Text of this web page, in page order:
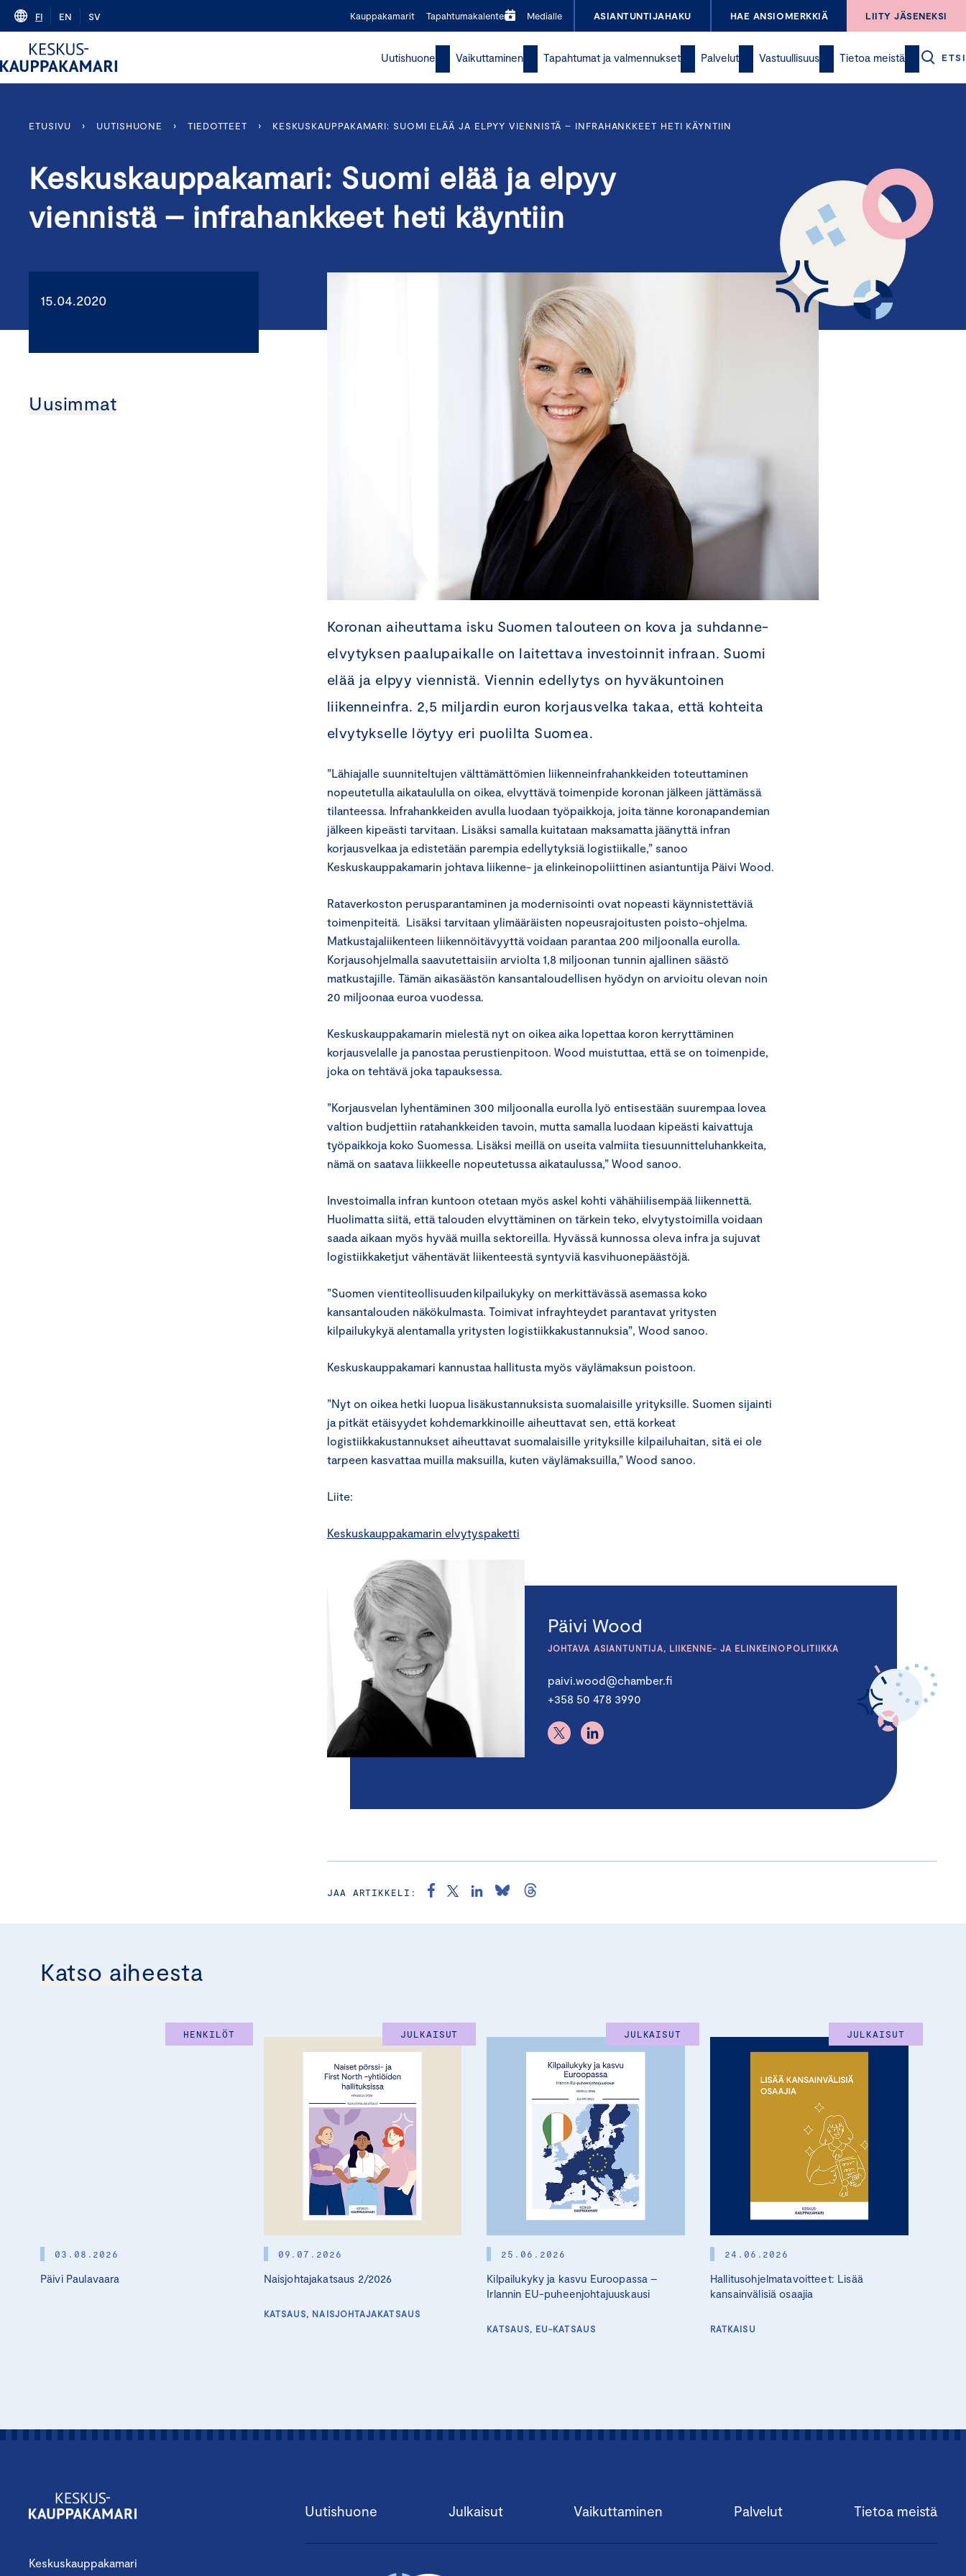
Skip
content
FI EN SV Kauppakamarit Tapahtumakalenteri Medialle ASIANTUNTIJAHAKU HAE ANSIOMERKKIÄ LIITY JÄSENEKSI
Uutishuone Vaikuttaminen Tapahtumat ja valmennukset Palvelut Vastuullisuus Tietoa meistä ETSI
ETUSIVU › UUTISHUONE › TIEDOTTEET › KESKUSKAUPPAKAMARI: SUOMI ELÄÄ JA ELPYY VIENNISTÄ – INFRAHANKKEET HETI KÄYNTIIN
Keskuskauppakamari: Suomi elää ja elpyy
viennistä – infrahankkeet heti käyntiin
15.04.2020
Uusimmat
Koronan aiheuttama isku Suomen talouteen on kova ja suhdanne-
elvytyksen paalupaikalle on laitettava investoinnit infraan. Suomi
elää ja elpyy viennistä. Viennin edellytys on hyväkuntoinen
liikenneinfra. 2,5 miljardin euron korjausvelka takaa, että kohteita
elvytykselle löytyy eri puolilta Suomea.
”Lähiajalle suunniteltujen välttämättömien liikenneinfrahankkeiden toteuttaminen
nopeutetulla aikataululla on oikea, elvyttävä toimenpide koronan jälkeen jättämässä
tilanteessa. Infrahankkeiden avulla luodaan työpaikkoja, joita tänne koronapandemian
jälkeen kipeästi tarvitaan. Lisäksi samalla kuitataan maksamatta jäänyttä infran
korjausvelkaa ja edistetään parempia edellytyksiä logistiikalle,” sanoo
Keskuskauppakamarin johtava liikenne- ja elinkeinopoliittinen asiantuntija Päivi Wood.
Rataverkoston perusparantaminen ja modernisointi ovat nopeasti käynnistettäviä
toimenpiteitä. Lisäksi tarvitaan ylimääräisten nopeusrajoitusten poisto-ohjelma.
Matkustajaliikenteen liikennöitävyyttä voidaan parantaa 200 miljoonalla eurolla.
Korjausohjelmalla saavutettaisiin arviolta 1,8 miljoonan tunnin ajallinen säästö
matkustajille. Tämän aikasäästön kansantaloudellisen hyödyn on arvioitu olevan noin
20 miljoonaa euroa vuodessa.
Keskuskauppakamarin mielestä nyt on oikea aika lopettaa koron kerryttäminen
korjausvelalle ja panostaa perustienpitoon. Wood muistuttaa, että se on toimenpide,
joka on tehtävä joka tapauksessa.
”Korjausvelan lyhentäminen 300 miljoonalla eurolla lyö entisestään suurempaa lovea
valtion budjettiin ratahankkeiden tavoin, mutta samalla luodaan kipeästi kaivattuja
työpaikkoja koko Suomessa. Lisäksi meillä on useita valmiita tiesuunnitteluhankkeita,
nämä on saatava liikkeelle nopeutetussa aikataulussa,” Wood sanoo.
Investoimalla infran kuntoon otetaan myös askel kohti vähähiilisempää liikennettä.
Huolimatta siitä, että talouden elvyttäminen on tärkein teko, elvytystoimilla voidaan
saada aikaan myös hyvää muilla sektoreilla. Hyvässä kunnossa oleva infra ja sujuvat
logistiikkaketjut vähentävät liikenteestä syntyviä kasvihuonepäästöjä.
”Suomen vientiteollisuuden kilpailukyky on merkittävässä asemassa koko
kansantalouden näkökulmasta. Toimivat infrayhteydet parantavat yritysten
kilpailukykyä alentamalla yritysten logistiikkakustannuksia”, Wood sanoo.
Keskuskauppakamari kannustaa hallitusta myös väylämaksun poistoon.
”Nyt on oikea hetki luopua lisäkustannuksista suomalaisille yrityksille. Suomen sijainti
ja pitkät etäisyydet kohdemarkkinoille aiheuttavat sen, että korkeat
logistiikkakustannukset aiheuttavat suomalaisille yrityksille kilpailuhaitan, sitä ei ole
tarpeen kasvattaa muilla maksuilla, kuten väylämaksuilla,” Wood sanoo.
Liite:
Keskuskauppakamarin elvytyspaketti
Päivi Wood
JOHTAVA ASIANTUNTIJA, LIIKENNE- JA ELINKEINOPOLITIIKKA
paivi.wood@chamber.fi
+358 50 478 3990
JAA ARTIKKELI:
Katso aiheesta
HENKILÖT
03.08.2026
Päivi Paulavaara
JULKAISUT
09.07.2026
Naisjohtajakatsaus 2/2026
KATSAUS, NAISJOHTAJAKATSAUS
JULKAISUT
25.06.2026
Kilpailukyky ja kasvu Euroopassa –
Irlannin EU-puheenjohtajuuskausi
KATSAUS, EU-KATSAUS
JULKAISUT
24.06.2026
Hallitusohjelmatavoitteet: Lisää
kansainvälisiä osaajia
RATKAISU
Keskuskauppakamari
Uutishuone Julkaisut Vaikuttaminen Palvelut Tietoa meistä